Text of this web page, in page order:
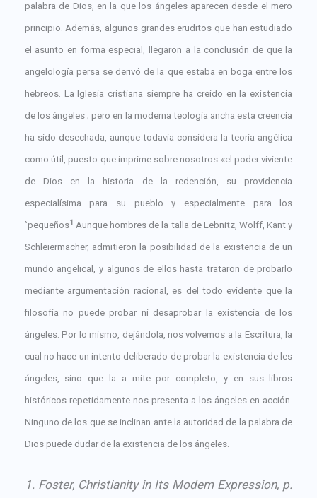
palabra de Dios, en la que los ángeles aparecen desde el mero
principio. Además, algunos grandes eruditos que han estudiado
el asunto en forma especial, llegaron a la conclusión de que la
angelología persa se derivó de la que estaba en boga entre los
hebreos. La Iglesia cristiana siempre ha creído en la existencia
de los ángeles ; pero en la moderna teología ancha esta creencia
ha sido desechada, aunque todavía considera la teoría angélica
como útil, puesto que imprime sobre nosotros «el poder viviente
de Dios en la historia de la redención, su providencia
especialísima para su pueblo y especialmente para los
`pequeños1 Aunque hombres de la talla de Lebnitz, Wolff, Kant y
Schleiermacher, admitieron la posibilidad de la existencia de un
mundo angelical, y algunos de ellos hasta trataron de probarlo
mediante argumentación racional, es del todo evidente que la
filosofía no puede probar ni desaprobar la existencia de los
ángeles. Por lo mismo, dejándola, nos volvemos a la Escritura, la
cual no hace un intento deliberado de probar la existencia de les
ángeles, sino que la a mite por completo, y en sus libros
históricos repetidamente nos presenta a los ángeles en acción.
Ninguno de los que se inclinan ante la autoridad de la palabra de
Dios puede dudar de la existencia de los ángeles.
1. Foster, Christianity in Its Modem Expression, p.